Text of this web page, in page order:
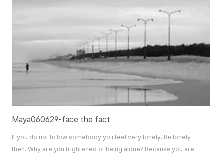
은 호랑이들 마저 그들의 힘에 이끌리기 시작했지. 널리 인간을 이롭게 한다나?
뭐 무서운 소리들을 하면서…… 참 어이가 없었지만 그들은 이상한 힘을 갖고
Maya060629-face the fact
If you do not follow somebody you feel very lonely. Be lonely
then. Why are you frightened of being alone? Because you are